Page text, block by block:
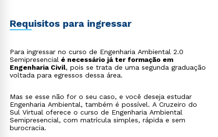
Requisitos para ingressar
Para ingressar no curso de Engenharia Ambiental 2.0
Semipresencial é necessário já ter formação em
Engenharia Civil, pois se trata de uma segunda graduação
voltada para egressos dessa área.
Mas se esse não for o seu caso, e você deseja estudar
Engenharia Ambiental, também é possível. A Cruzeiro do
Sul Virtual oferece o curso de Engenharia Ambiental
Semipresencial, com matrícula simples, rápida e sem
burocracia.